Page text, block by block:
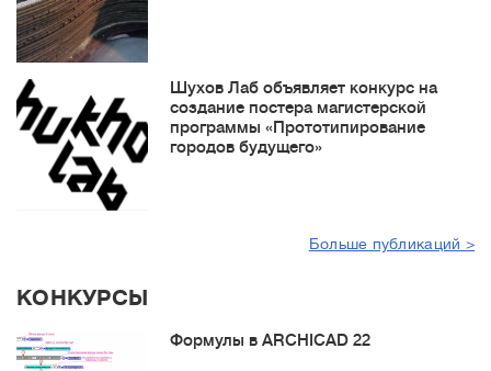
Шухов Лаб объявляет конкурс на
создание постера магистерской
программы «Прототипирование
городов будущего»
Больше публикаций >
КОНКУРСЫ
Формулы в ARCHICAD 22